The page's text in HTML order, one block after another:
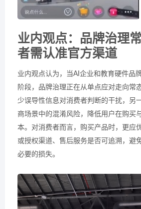
业内观点：品牌治理
者需认准官方渠道
业内观点认为，当AI企业和教育硬件品
阶段，品牌治理正在从单点应对走向常
少误导性信息对消费者判断的干扰，另
商场景中的混淆风险，降低用户在购买
本。对消费者而言，购买产品时，更应
或授权渠道、售后服务是否可追溯，避
必要的损失。